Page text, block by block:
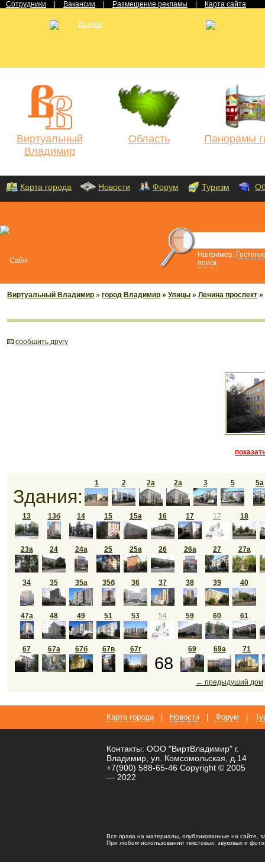
Сотрудники Вакансии Размещение рекламы Карта сайта
Виртуальный
Владимир
Область Панорамы
Карта города Новости Форум Туризм
Например:
поиск
Виртуальный Владимир » город Владимир » Улицы » Ленина проспект »
cообщить другу
Здания:
1 2 2а 2а 3 5 5а
13 13б 14 15 15а 16 17 17 18
23а 24 24а 25 25а 26 26а 27 27а
34 35 35а 35б 36 37 38 39 40
47а 48 49 51 53 54 59 60 61
67 67а 67б 67в 67г
68
69 69а 71
← предыдуший дом
Карта города Новости Форум
Контакты: ООО "ВиртВладимир" г.
Владимир, ул. Комсомольская, д.14
+7(900) 588-65-46 Copyright © 2005
— 2022
Все права на материалы, опубликованные на сайте,
При любом использовании текстовых, звуковых и